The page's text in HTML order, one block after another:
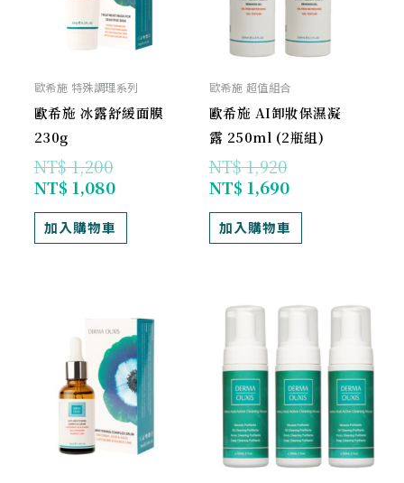
歐希施 特殊調理系列
歐希施 冰露舒緩面膜
230g
NT$1,200
NT$ 1,080
加入購物車
歐希施 超值組合
歐希施 AI卸妝保濕凝
露 250ml (2瓶組)
NT$1,920
NT$ 1,690
加入購物車
始
價
格：
NT$ 2,480。
前
價
格：
NT$ 2,232。
原
價
格：
NT$ 2,280
目
價
格：
NT$ 1,938。